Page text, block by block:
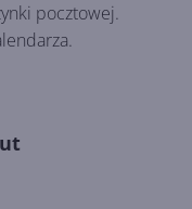
pocztowej.